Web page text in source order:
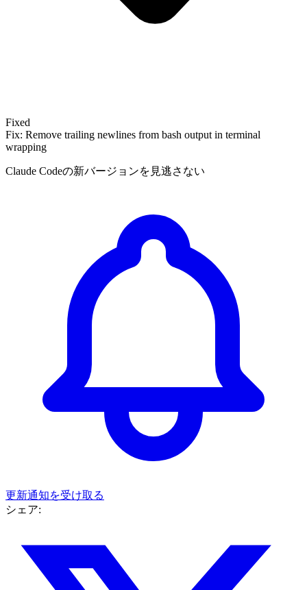
Fixed
Fix: Remove trailing newlines from bash output in terminal
wrapping
Claude Codeの新バージョンを見逃さない
更新通知を受け取る
シェア: